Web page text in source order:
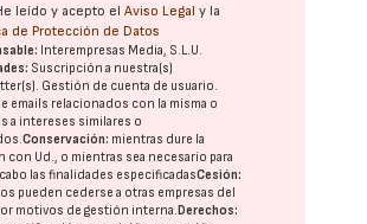
leído y acepto elAviso Legal y la
de Protección de Datos
Interempresas Media, S.L.U.
Suscripción a nuestra(s)
Gestión de cuenta de usuario.
emails relacionados con la misma o
a intereses similares o
Conservación: mientras dure la
con Ud., o mientras sea necesario para
cabo las finalidades especificadasCesión:
pueden cederse a otras empresas del
motivos de gestión interna.Derechos: